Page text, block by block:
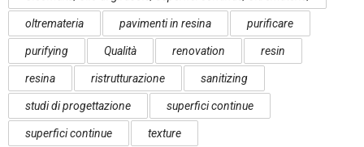
oltremateria pavimenti in resina purificare
purifying Qualità renovation resin
resina ristrutturazione sanitizing
studi di progettazione superfici continue
superfici continue texture